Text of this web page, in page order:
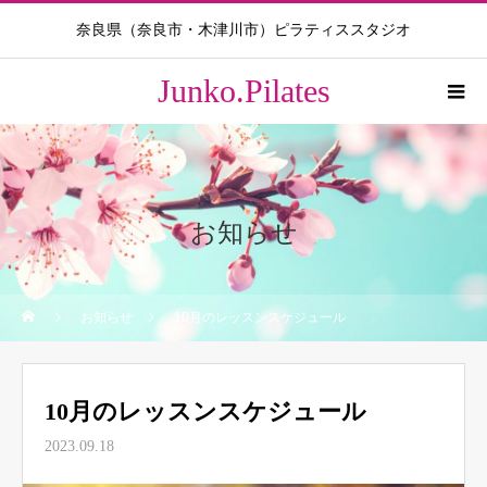
奈良県（奈良市・木津川市）ピラティススタジオ
Junko.Pilates
お知らせ
お知らせ 10月のレッスンスケジュール
10月のレッスンスケジュール
2023.09.18